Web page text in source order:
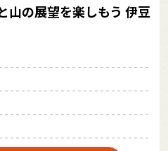
山の展望を楽しもう 伊豆